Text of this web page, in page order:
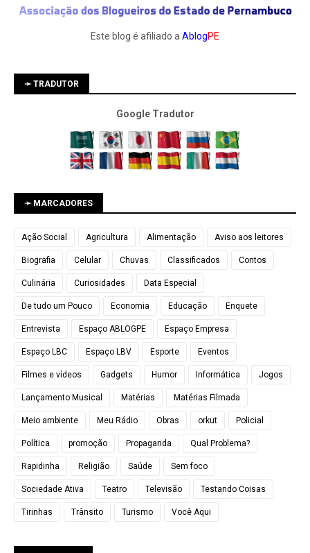
Este blog é afiliado a AblogPE
➛ TRADUTOR
Google Tradutor
➛ MARCADORES
Ação Social Agricultura Alimentação Aviso aos leitores
Biografia Celular Chuvas Classificados Contos
Culinária Curiosidades Data Especial
De tudo um Pouco Economia Educação Enquete
Entrevista Espaço ABLOGPE Espaço Empresa
Espaço LBC Espaço LBV Esporte Eventos
Filmes e vídeos Gadgets Humor Informática Jogos
Lançamento Musical Matérias Matérias Filmada
Meio ambiente Meu Rádio Obras orkut Policial
Política promoção Propaganda Qual Problema?
Rapidinha Religião Saúde Sem foco
Sociedade Ativa Teatro Televisão Testando Coisas
Tirinhas Trânsito Turismo Você Aqui